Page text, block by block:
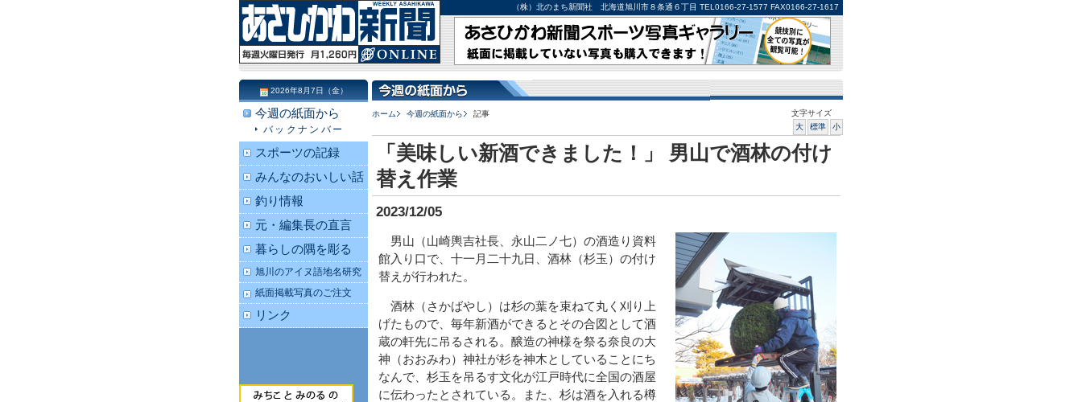
（株）北のまち新聞社 北海道旭川市８条通６丁目 TEL0166-27-1577 FAX0166-27-1617
ホーム 今週の紙面から 記事
文字サイズ
大
標準 小
「美味しい新酒できました！」 男山で酒林の付け
替え作業
2023/12/05
男山（山崎輿吉社長、永山二ノ七）の酒造り資料
館入り口で、十一月二十九日、酒林（杉玉）の付け
替えが行われた。
酒林（さかばやし）は杉の葉を束ねて丸く刈り上
げたもので、毎年新酒ができるとその合図として酒
蔵の軒先に吊るされる。醸造の神様を祭る奈良の大
神（おおみわ）神社が杉を神木としていることにち
なんで、杉玉を吊るす文化が江戸時代に全国の酒屋
に伝わったとされている。また、杉は酒を入れる樽
2026年8月7日（金）
今週の紙面から
バックナンバー
スポーツの記録
みんなのおいしい話
釣り情報
元・編集長の直言
暮らしの隅を彫る
旭川のアイヌ語地名研究
紙面掲載写真のご注文
リンク